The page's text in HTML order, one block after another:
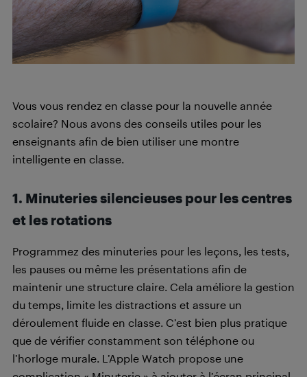
Vous vous rendez en classe pour la nouvelle année
scolaire? Nous avons des conseils utiles pour les
enseignants afin de bien utiliser une montre
intelligente en classe.
1. Minuteries silencieuses pour les centres
et les rotations
Programmez des minuteries pour les leçons, les tests,
les pauses ou même les présentations afin de
maintenir une structure claire. Cela améliore la gestion
du temps, limite les distractions et assure un
déroulement fluide en classe. C’est bien plus pratique
que de vérifier constamment son téléphone ou
l’horloge murale. L’Apple Watch propose une